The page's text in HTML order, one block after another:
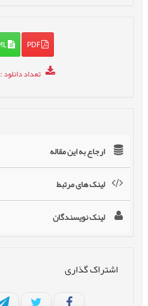
PDF
XML
تعداد دانلود: 2230
ارجاع به این مقاله
لینک های مرتبط
لینک نویسندگان
اشتراک گذاری